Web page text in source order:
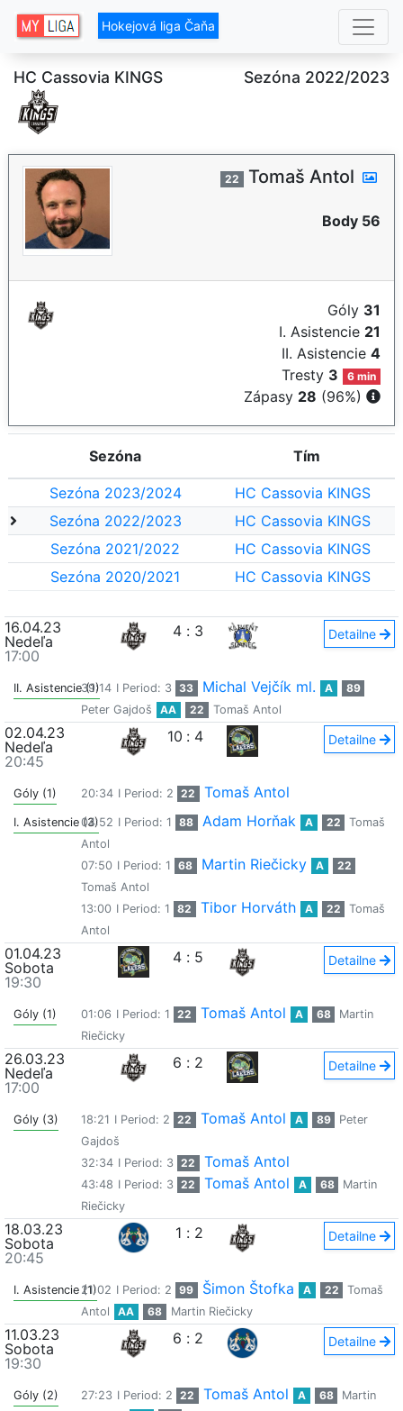
Hokejová liga Čaňa
HC Cassovia KINGS Sezóna 2022/2023
22 Tomaš Antol
Body 56
Góly 31
I. Asistencie 21
II. Asistencie 4
Tresty 3 6 min
Zápasy 28 (96%)
Sezóna Tím
Sezóna 2023/2024
HC Cassovia KINGS
Sezóna 2022/2023
HC Cassovia KINGS
Sezóna 2021/2022
HC Cassovia KINGS
Sezóna 2020/2021
HC Cassovia KINGS
16.04.23
Nedeľa
17:00
4 : 3 Detailne
II. Asistencie (1)
39:14 I Period: 3 33 Michal Vejčík ml. A
89
Peter Gajdoš
AA 22 Tomaš Antol
02.04.23
Nedeľa
20:45
10 : 4 Detailne
Góly (1) 20:34 I Period: 2 22 Tomaš Antol
I. Asistencie (3)04:52 I Period: 1 88 Adam Horňak A 22
Tomaš
Antol
07:50 I Period: 1 68 Martin Riečicky A
22
Tomaš Antol
13:00 I Period: 1 82 Tibor Horváth A 22
Tomaš
Antol
01.04.23
Sobota
19:30
4 : 5 Detailne
Góly (1) 01:06 I Period: 1 22 Tomaš Antol A 68
Martin
Riečicky
26.03.23
Nedeľa
17:00
6 : 2 Detailne
Góly (3) 18:21 I Period: 2 22 Tomaš Antol A 89
Peter
Gajdoš
32:34 I Period: 3 22 Tomaš Antol
43:48 I Period: 3 22 Tomaš Antol A 68
Martin
Riečicky
18.03.23
Sobota
20:45
1 : 2 Detailne
I. Asistencie (1)21:02 I Period: 2 99 Šimon Štofka A 22
Tomaš
Antol
AA 68 Martin Riečicky
11.03.23
Sobota
19:30
6 : 2 Detailne
Góly (2) 27:23 I Period: 2 22 Tomaš Antol A 68
Martin